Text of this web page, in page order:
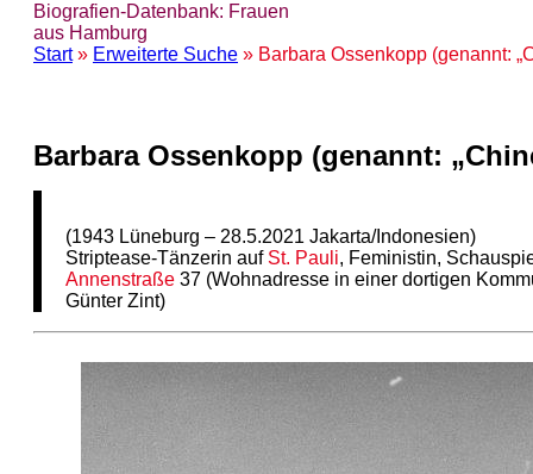
Biografien-Datenbank: Frauen
aus Hamburg
Start» Erweiterte Suche » Barbara Ossenkopp (genannt:
Barbara Ossenkopp (genannt:
(1943 Lüneburg – 28.5.2021 Jakarta/Indonesien)
Striptease-Tänzerin auf St. Pauli, Feministin,
Annenstraße 37 (Wohnadresse in einer dortigen
Günter Zint)